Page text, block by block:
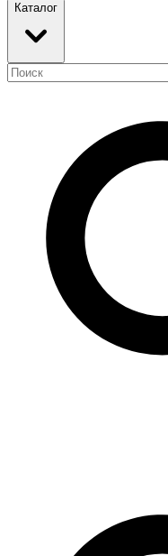
Каталог